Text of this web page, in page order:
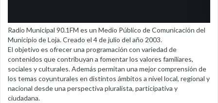
Radio Municipal 90.1FM es un Medio Público de Comunicación del
Municipio de Loja. Creado el 4 de julio del año 2003.
El objetivo es ofrecer una programación con variedad de
contenidos que contribuyan a fomentar los valores familiares,
sociales y culturales. Además permitan una mejor comprensión de
los temas coyunturales en distintos ámbitos a nivel local, regional y
nacional desde una perspectiva pluralista, participativa y
ciudadana.